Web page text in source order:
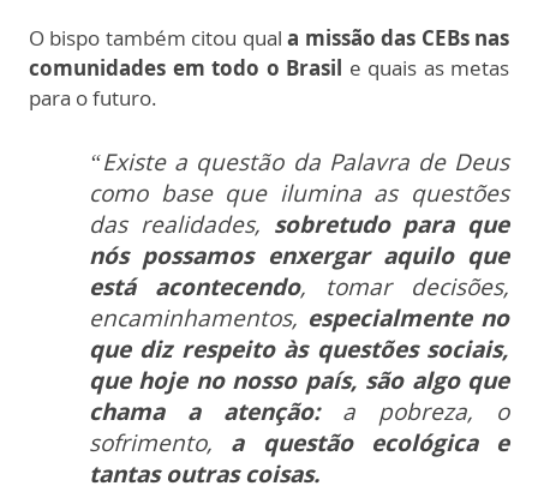
O bispo também citou quala missão das CEBs nas
comunidades em todo o Brasil e quais as metas
para o futuro.
“Existe a questão da Palavra de Deus
como base que ilumina as questões
das realidades, sobretudo para que
nós possamos enxergar aquilo que
está acontecendo, tomar decisões,
encaminhamentos, especialmente no
que diz respeito às questões sociais,
que hoje no nosso país, são algo que
chama a atenção:a pobreza, o
sofrimento, a questão ecológica e
tantas outras coisas.